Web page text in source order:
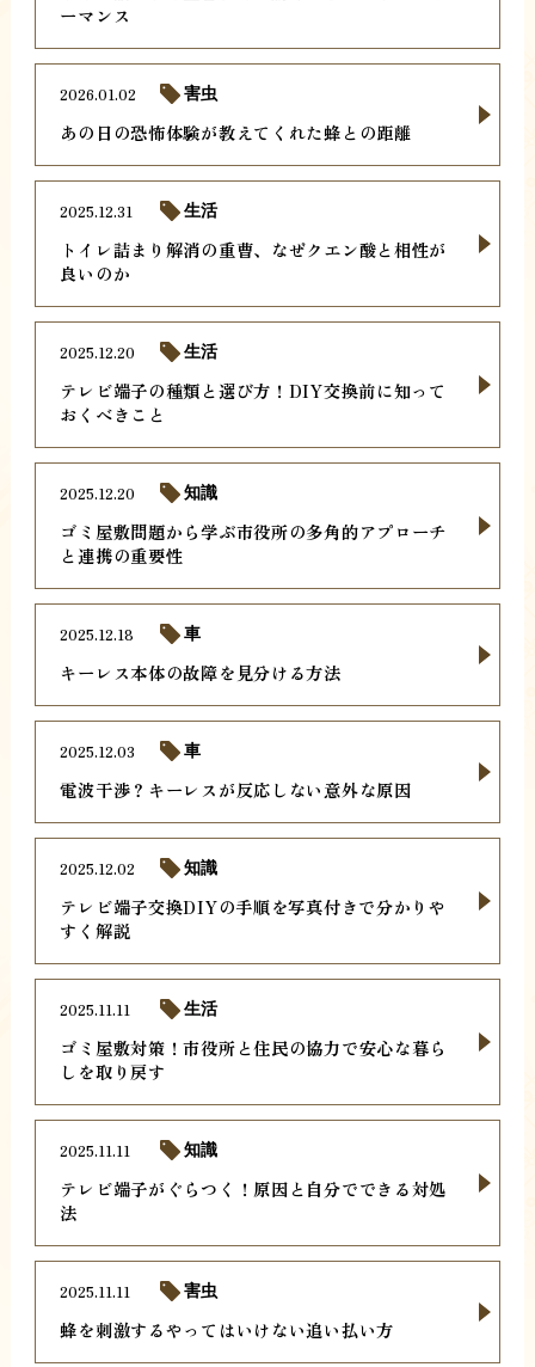
ーマンス
あの日の恐怖体験が教えてくれた蜂との距離
2026.01.02 害虫
トイレ詰まり解消の重曹、なぜクエン酸と相性が
良いのか
2025.12.31 生活
テレビ端子の種類と選び方！DIY交換前に知って
おくべきこと
2025.12.20 生活
ゴミ屋敷問題から学ぶ市役所の多角的アプローチ
と連携の重要性
2025.12.20 知識
キーレス本体の故障を見分ける方法
2025.12.18 車
電波干渉？キーレスが反応しない意外な原因
2025.12.03 車
テレビ端子交換DIYの手順を写真付きで分かりや
すく解説
2025.12.02 知識
ゴミ屋敷対策！市役所と住民の協力で安心な暮ら
しを取り戻す
2025.11.11 生活
テレビ端子がぐらつく！原因と自分でできる対処
法
2025.11.11 知識
蜂を刺激するやってはいけない追い払い方
2025.11.11 害虫